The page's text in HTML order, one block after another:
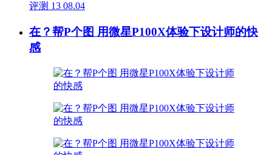
评测 13 08.04
在？帮P个图 用微星P100X体验下设计师的快
感